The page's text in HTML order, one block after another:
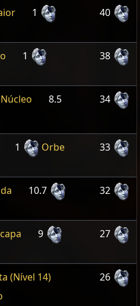
1
40
1
38
8.5
34
1
Orbe
33
10.7
32
9
27
(Nível 14)
26